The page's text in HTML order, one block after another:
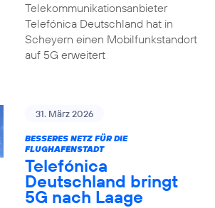
Telekommunikationsanbieter
Telefónica Deutschland hat in
Scheyern einen Mobilfunkstandort
auf 5G erweitert
31. März 2026
BESSERES NETZ FÜR DIE
FLUGHAFENSTADT
Telefónica
Deutschland bringt
5G nach Laage